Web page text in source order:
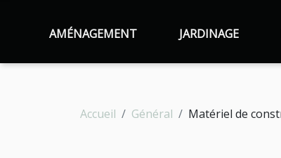
AMÉNAGEMENT JARDINAGE
Accueil Général Matériel de